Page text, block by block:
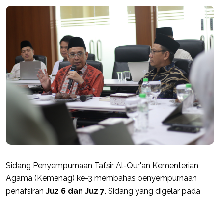
Sidang Penyempurnaan Tafsir Al-Qur'an Kementerian
Agama (Kemenag) ke-3 membahas penyempurnaan
penafsiran Juz 6 dan Juz 7. Sidang yang digelar pada